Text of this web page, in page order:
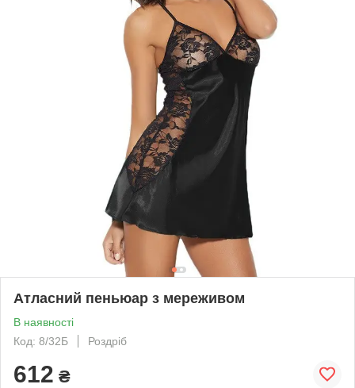
Атласний пеньюар з мереживом
В наявності
Код: 8/32Б
Роздріб
612 ₴